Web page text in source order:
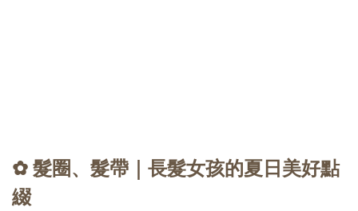
✿ 髮圈、髮帶｜長髮女孩的夏日美好點
綴